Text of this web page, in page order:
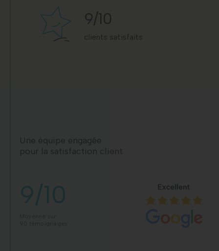
9/10
clients satisfaits
Une équipe engagée
pour la satisfaction client
9/10